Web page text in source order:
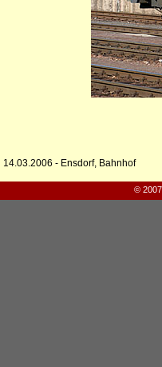
14.03.2006 - Ensdorf, Bahnhof
©